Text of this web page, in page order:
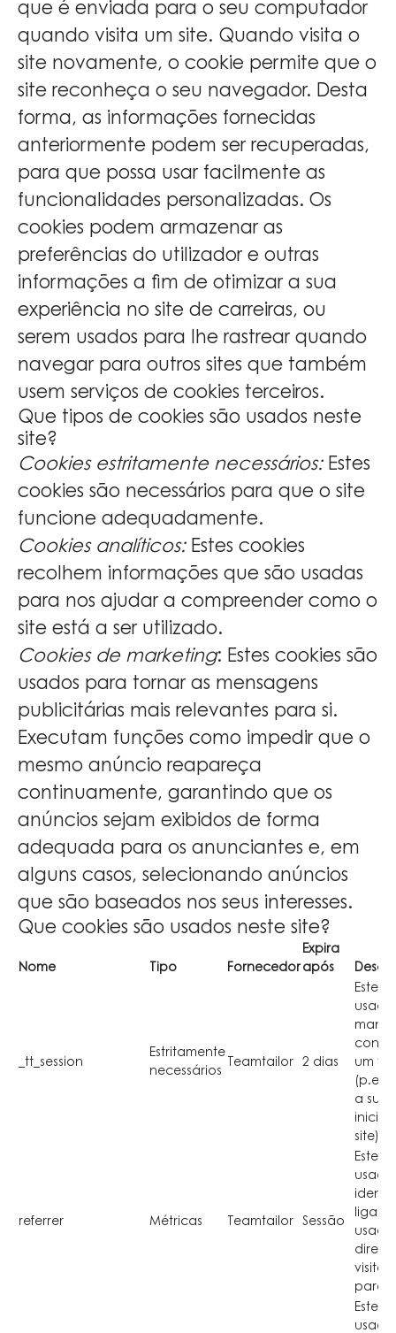
que é enviada para o seu computador
quando visita um site. Quando visita o
site novamente, o cookie permite que o
site reconheça o seu navegador. Desta
forma, as informações fornecidas
anteriormente podem ser recuperadas,
para que possa usar facilmente as
funcionalidades personalizadas. Os
cookies podem armazenar as
preferências do utilizador e outras
informações a fim de otimizar a sua
experiência no site de carreiras, ou
serem usados para lhe rastrear quando
navegar para outros sites que também
usem serviços de cookies terceiros.
Que tipos de cookies são usados neste
site?
Cookies estritamente necessários:Estes
cookies são necessários para que o site
funcione adequadamente.
Cookies analíticos:Estes cookies
recolhem informações que são usadas
para nos ajudar a compreender como o
site está a ser utilizado.
Cookies de marketing: Estes cookies são
usados para tornar as mensagens
publicitárias mais relevantes para si.
Executam funções como impedir que o
mesmo anúncio reapareça
continuamente, garantindo que os
anúncios sejam exibidos de forma
adequada para os anunciantes e, em
alguns casos, selecionando anúncios
que são baseados nos seus interesses.
Que cookies são usados neste site?
Nome Tipo Fornecedor
Expira
após
_tt_session
Estritamente
necessários
Teamtailor 2 dias
Este
um
a sua
site).
referrer Métricas Teamtailor Sessão
Este
para
Este